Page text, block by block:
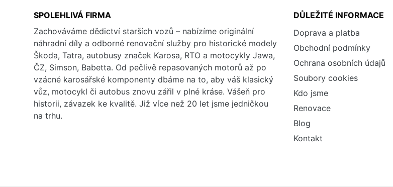
SPOLEHLIVÁ FIRMA
Zachováváme dědictví starších vozů – nabízíme originální
náhradní díly a odborné renovační služby pro historické modely
Škoda, Tatra, autobusy značek Karosa, RTO a motocykly Jawa,
ČZ, Simson, Babetta. Od pečlivě repasovaných motorů až po
vzácné karosářské komponenty dbáme na to, aby váš klasický
vůz, motocykl či autobus znovu zářil v plné kráse. Vášeň pro
historii, závazek ke kvalitě. Již více než 20 let jsme jedničkou
na trhu.
DŮLEŽITÉ INFORMACE
Doprava a platba
Obchodní podmínky
Ochrana osobních údajů
Soubory cookies
Kdo jsme
Renovace
Blog
Kontakt